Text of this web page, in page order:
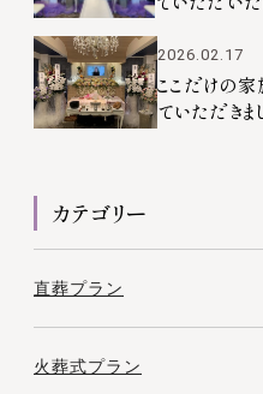
ミ
に
て
お
手
さ
だ
2026.02.17
ここだけの
ていただき
カテゴリー
直葬プラン
火葬式プラン